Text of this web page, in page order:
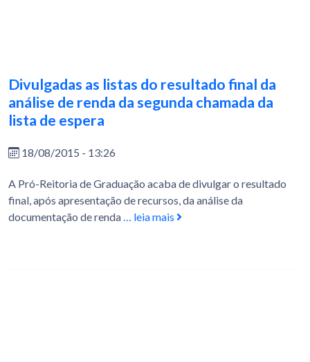
Divulgadas as listas do resultado final da
análise de renda da segunda chamada da
lista de espera
18/08/2015 - 13:26
A Pró-Reitoria de Graduação acaba de divulgar o resultado
final, após apresentação de recursos, da análise da
documentação de renda… leia mais